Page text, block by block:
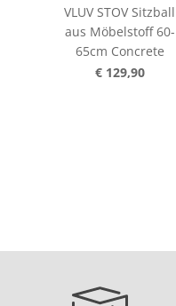
VLUV STOV Sitzball
aus Möbelstoff 60-
65cm Concrete
€ 129,90